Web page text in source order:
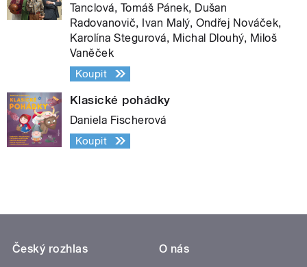
Tanclová, Tomáš Pánek, Dušan
Radovanovič, Ivan Malý, Ondřej Nováček,
Karolína Stegurová, Michal Dlouhý, Miloš
Vaněček
Koupit
Klasické pohádky
Daniela Fischerová
Koupit
Český rozhlas
O nás